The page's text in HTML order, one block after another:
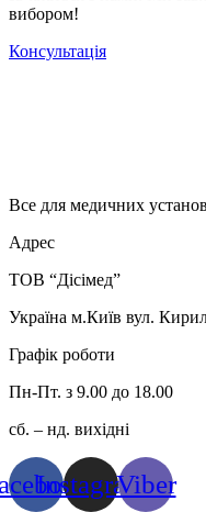
вибором!
Консультація
Все для медичних установ
Адрес
ТОВ “Дісімед”
Україна м.Київ вул.
Графік роботи
Пн-Пт. з 9.00 до 18.00
сб. – нд. вихідні
InstagramViber